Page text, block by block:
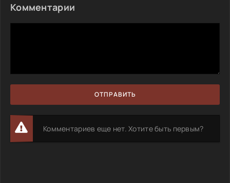
Комментарии
ОТПРАВИТЬ
Комментариев еще нет. Хотите быть первым?